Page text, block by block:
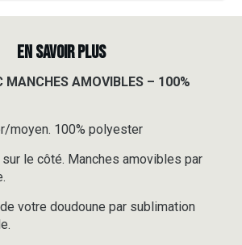
EN SAVOIR PLUS
MANCHES AMOVIBLES – 100%
moyen. 100% polyester
le côté. Manches amovibles par
votre doudoune par sublimation